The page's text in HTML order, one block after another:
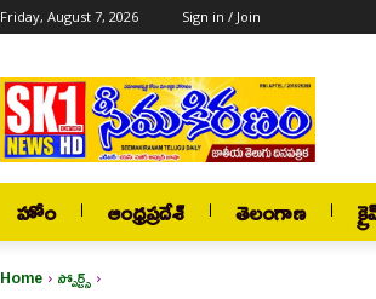
Friday, August 7, 2026 Sign in / Join
హోం ఆంధ్రప్రదేశ్ తెలంగాణ
Home స్పోర్ట్స్